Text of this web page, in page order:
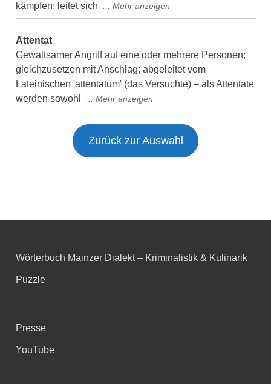
kämpfen; leitet sich
Attentat
Gewaltsamer Angriff auf eine oder mehrere Personen;
gleichzusetzen mit Anschlag; abgeleitet vom
Lateinischen 'attentatum' (das Versuchte) – als Attentate
werden sowohl
Zurück zur Auswahl
Wörterbuch Mainzer Dialekt – Kriminalistik & Kulinarik
Puzzle
Presse
YouTube